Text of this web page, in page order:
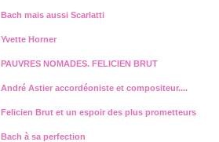
Bach mais aussi Scarlatti
Yvette Horner
PAUVRES NOMADES. FELICIEN BRUT
André Astier accordéoniste et compositeur....
Felicien Brut et un espoir des plus prometteurs
Bach à sa perfection